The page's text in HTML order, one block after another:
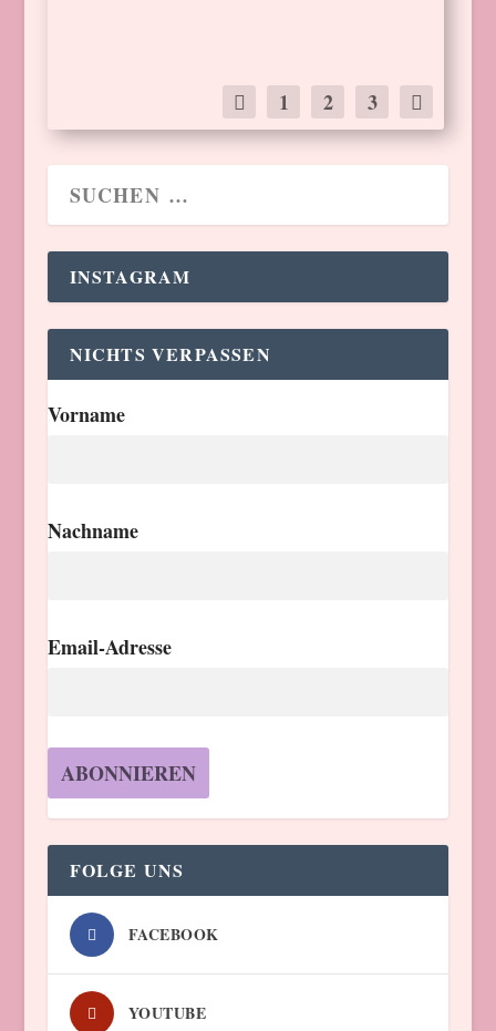
1 2 3
INSTAGRAM
NICHTS VERPASSEN
Vorname
Nachname
Email-Adresse
FOLGE UNS
FACEBOOK
YOUTUBE